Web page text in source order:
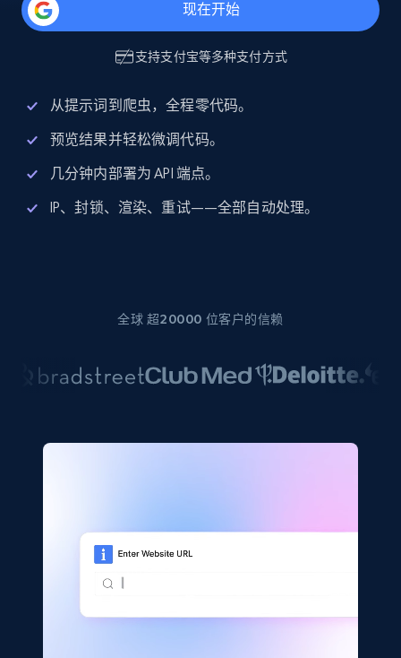
现在开始
支持支付宝等多种支付方式
从提示词到爬虫，全程零代码。
预览结果并轻松微调代码。
几分钟内部署为 API 端点。
IP、封锁、渲染、重试——全部自动处理。
全球 超20000 位客户的信赖